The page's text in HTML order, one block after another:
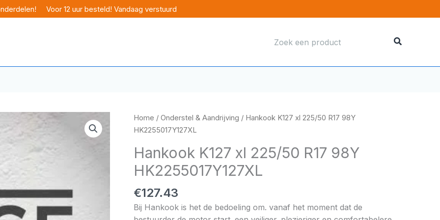
Voor 12 uur besteld! Vandaag verstuurd
naar:
Home / Onderstel & Aandrijving / Hankook K127 xl 225/50 R17 98Y
HK2255017Y127XL
Hankook K127 xl 225/50 R17 98Y
HK2255017Y127XL
€127.43
Bij Hankook is het de bedoeling om. vanaf het moment dat de